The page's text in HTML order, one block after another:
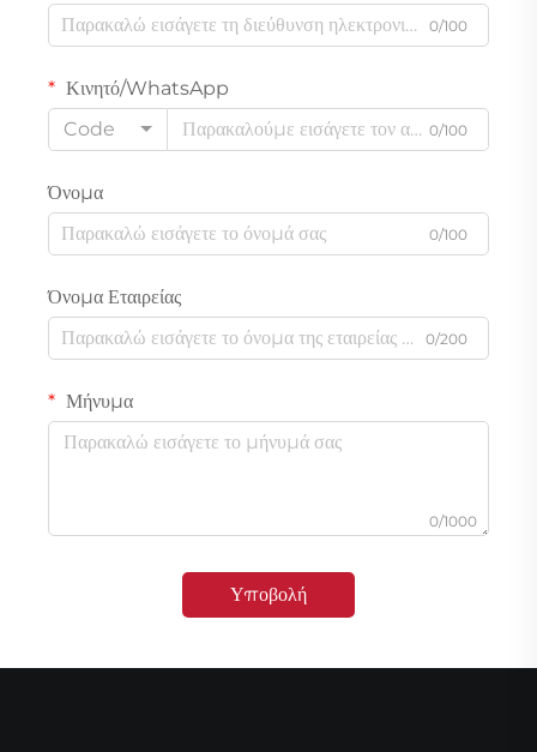
0/100
Κινητό/WhatsApp
Code
0/100
Όνομα
0/100
Όνομα Εταιρείας
0/200
Μήνυμα
0/1000
Υποβολή